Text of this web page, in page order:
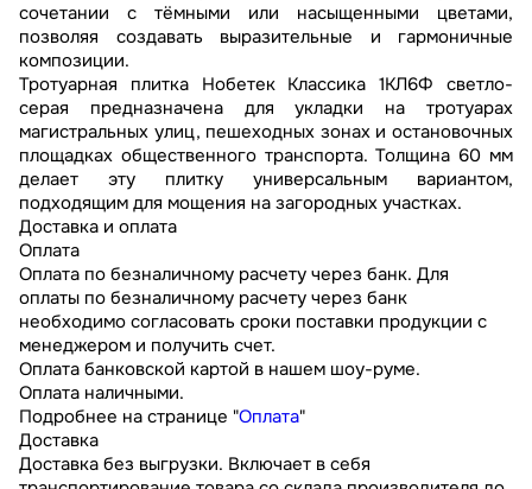
сочетании с тёмными или насыщенными цветами,
позволяя создавать выразительные и гармоничные
композиции.
Тротуарная плитка Нобетек Классика 1КЛ6Ф светло-
серая предназначена для укладки на тротуарах
магистральных улиц, пешеходных зонах и остановочных
площадках общественного транспорта. Толщина 60 мм
делает эту плитку универсальным вариантом,
подходящим для мощения на загородных участках.
Доставка и оплата
Оплата
Оплата по безналичному расчету через банк. Для
оплаты по безналичному расчету через банк
необходимо согласовать сроки поставки продукции с
менеджером и получить счет.
Оплата банковской картой в нашем шоу-руме.
Оплата наличными.
Подробнее на странице "Оплата"
Доставка
Доставка без выгрузки. Включает в себя